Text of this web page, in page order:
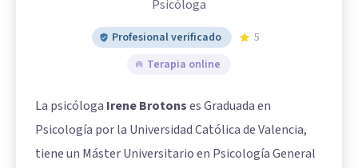
Psicóloga
Profesional verificado
5
Terapia online
La psicóloga Irene Brotonses Graduada en
Psicología por la Universidad Católica de Valencia,
tiene un Máster Universitario en Psicología General